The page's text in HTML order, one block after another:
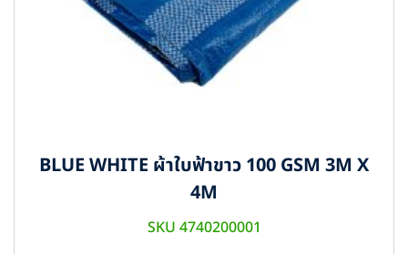
BLUE WHITE ผ้าใบฟ้าขาว 100 GSM 3M X
4M
SKU 4740200001